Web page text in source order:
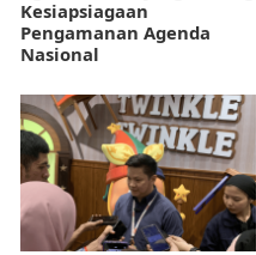
Kesiapsiagaan
Pengamanan Agenda
Nasional